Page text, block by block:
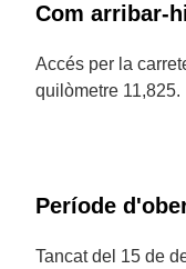
Com arribar-
Accés per la
quilòmetre 11,825.
Període
Tancat del 15 de